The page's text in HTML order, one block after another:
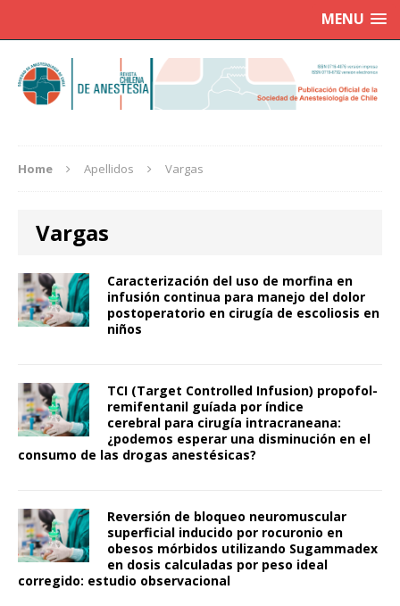
MENU
Home Apellidos Vargas
Vargas
Caracterización del uso de morfina en
infusión continua para manejo del dolor
postoperatorio en cirugía de escoliosis en
niños
TCI (Target Controlled Infusion) propofol-
remifentanil guíada por índice
cerebral para cirugía intracraneana:
¿podemos esperar una disminución en el
consumo de las drogas anestésicas?
Reversión de bloqueo neuromuscular
superficial inducido por rocuronio en
obesos mórbidos utilizando Sugammadex
en dosis calculadas por peso ideal
corregido: estudio observacional